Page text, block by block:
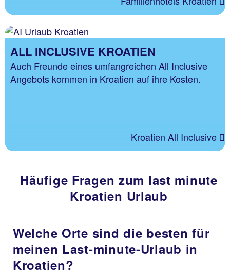
ALL INCLUSIVE KROATIEN
Auch Freunde eines umfangreichen All Inclusive
Angebots kommen in Kroatien auf ihre Kosten.
Kroatien All Inclusive
Häufige Fragen zum last minute
Kroatien Urlaub
Welche Orte sind die besten für
meinen Last-minute-Urlaub in
Kroatien?